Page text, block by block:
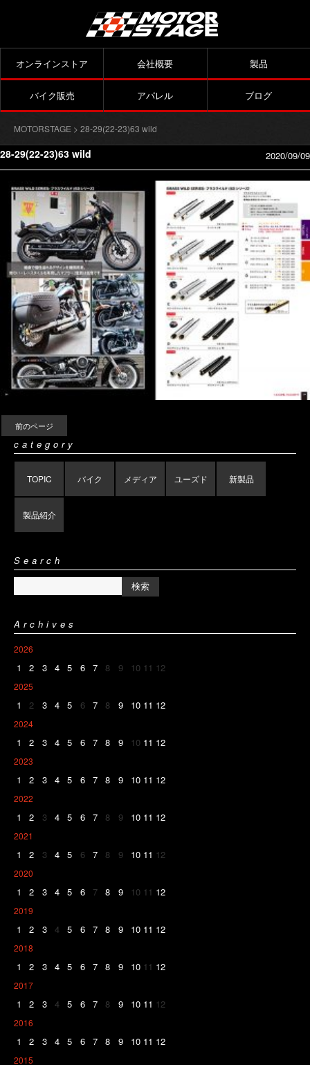
オンラインストア 会社概要 製品
バイク販売 アパレル ブログ
MOTORSTAGE > 28-29(22-23)63 wild
28-29(22-23)63 wild 2020/09/09
前のページ
category
TOPIC バイク メディア ユーズド 新製品
製品紹介
Search
Archives
2026
1 2 3 4 5 6 7 8 9 10 11 12
2025
1 2 3 4 5 6 7 8 9 10 11 12
2024
1 2 3 4 5 6 7 8 9 10 11 12
2023
1 2 3 4 5 6 7 8 9 10 11 12
2022
1 2 3 4 5 6 7 8 9 10 11 12
2021
1 2 3 4 5 6 7 8 9 10 11 12
2020
1 2 3 4 5 6 7 8 9 10 11 12
2019
1 2 3 4 5 6 7 8 9 10 11 12
2018
1 2 3 4 5 6 7 8 9 10 11 12
2017
1 2 3 4 5 6 7 8 9 10 11 12
2016
1 2 3 4 5 6 7 8 9 10 11 12
2015